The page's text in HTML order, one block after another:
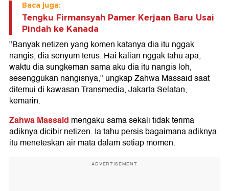
Baca juga:
Tengku Firmansyah Pamer Kerjaan Baru Usai
Pindah ke Kanada
"Banyak netizen yang komen katanya dia itu nggak
nangis, dia senyum terus. Hai kalian nggak tahu apa,
waktu dia sungkeman sama aku dia itu nangis loh,
sesenggukan nangisnya," ungkap Zahwa Massaid saat
ditemui di kawasan Transmedia, Jakarta Selatan,
kemarin.
Zahwa Massaid mengaku sama sekali tidak terima
adiknya dicibir netizen. Ia tahu persis bagaimana adiknya
itu meneteskan air mata dalam setiap momen.
ADVERTISEMENT